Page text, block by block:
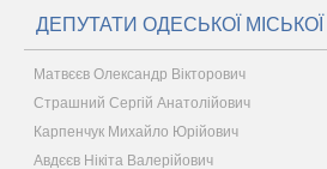
ДЕПУТАТИ ОДЕСЬКОЇ
Матвєєв Олександр Вікторович
Страшний Сергій Анатолійович
Карпенчук Михайло Юрійович
Авдєєв Нікіта Валерійович